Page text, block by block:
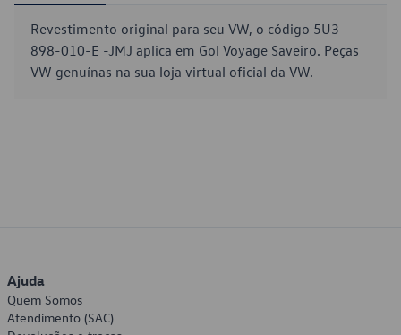
Revestimento original para seu VW, o código 5U3-
898-010-E -JMJ aplica em Gol Voyage Saveiro. Peças
VW genuínas na sua loja virtual oficial da VW.
Ajuda
Quem Somos
Atendimento (SAC)